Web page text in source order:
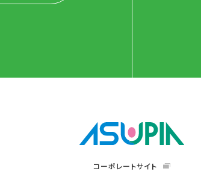
コーポレートサイト